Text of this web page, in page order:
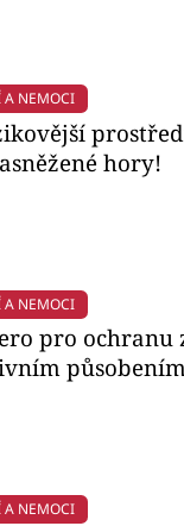
A NEMOCI
hory!
A NEMOCI
pro ochranu
A NEMOCI